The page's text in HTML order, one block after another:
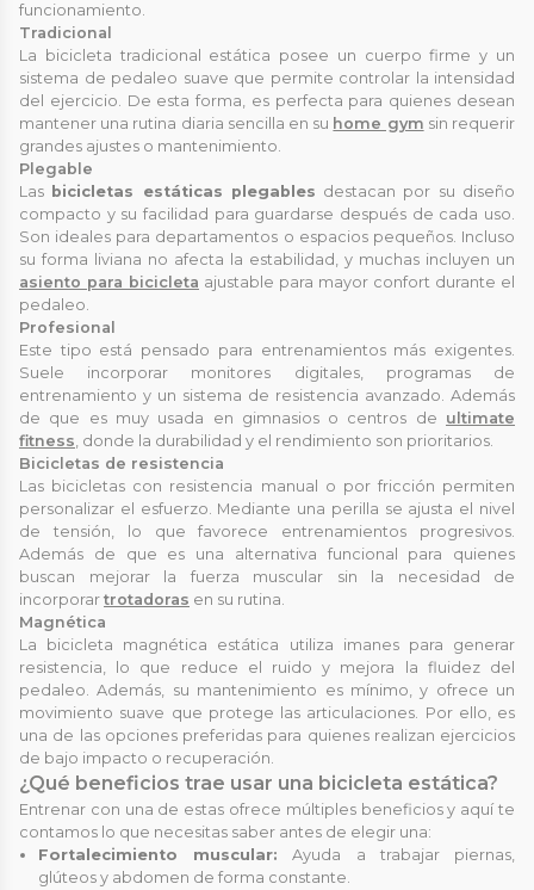
funcionamiento.
Tradicional
La bicicleta tradicional estática posee un cuerpo firme y un
sistema de pedaleo suave que permite controlar la intensidad
del ejercicio. De esta forma, es perfecta para quienes desean
mantener una rutina diaria sencilla en su home gym sin requerir
grandes ajustes o mantenimiento.
Plegable
Las bicicletas estáticas plegables destacan por su diseño
compacto y su facilidad para guardarse después de cada uso.
Son ideales para departamentos o espacios pequeños. Incluso
su forma liviana no afecta la estabilidad, y muchas incluyen un
asiento para bicicleta ajustable para mayor confort durante el
pedaleo.
Profesional
Este tipo está pensado para entrenamientos más exigentes.
Suele incorporar monitores digitales, programas de
entrenamiento y un sistema de resistencia avanzado. Además
de que es muy usada en gimnasios o centros de ultimate
fitness, donde la durabilidad y el rendimiento son prioritarios.
Bicicletas de resistencia
Las bicicletas con resistencia manual o por fricción permiten
personalizar el esfuerzo. Mediante una perilla se ajusta el nivel
de tensión, lo que favorece entrenamientos progresivos.
Además de que es una alternativa funcional para quienes
buscan mejorar la fuerza muscular sin la necesidad de
incorporar trotadoras en su rutina.
Magnética
La bicicleta magnética estática utiliza imanes para generar
resistencia, lo que reduce el ruido y mejora la fluidez del
pedaleo. Además, su mantenimiento es mínimo, y ofrece un
movimiento suave que protege las articulaciones. Por ello, es
una de las opciones preferidas para quienes realizan ejercicios
de bajo impacto o recuperación.
¿Qué beneficios trae usar una bicicleta estática?
Entrenar con una de estas ofrece múltiples beneficios y aquí te
contamos lo que necesitas saber antes de elegir una:
Fortalecimiento muscular: Ayuda a trabajar piernas,
glúteos y abdomen de forma constante.